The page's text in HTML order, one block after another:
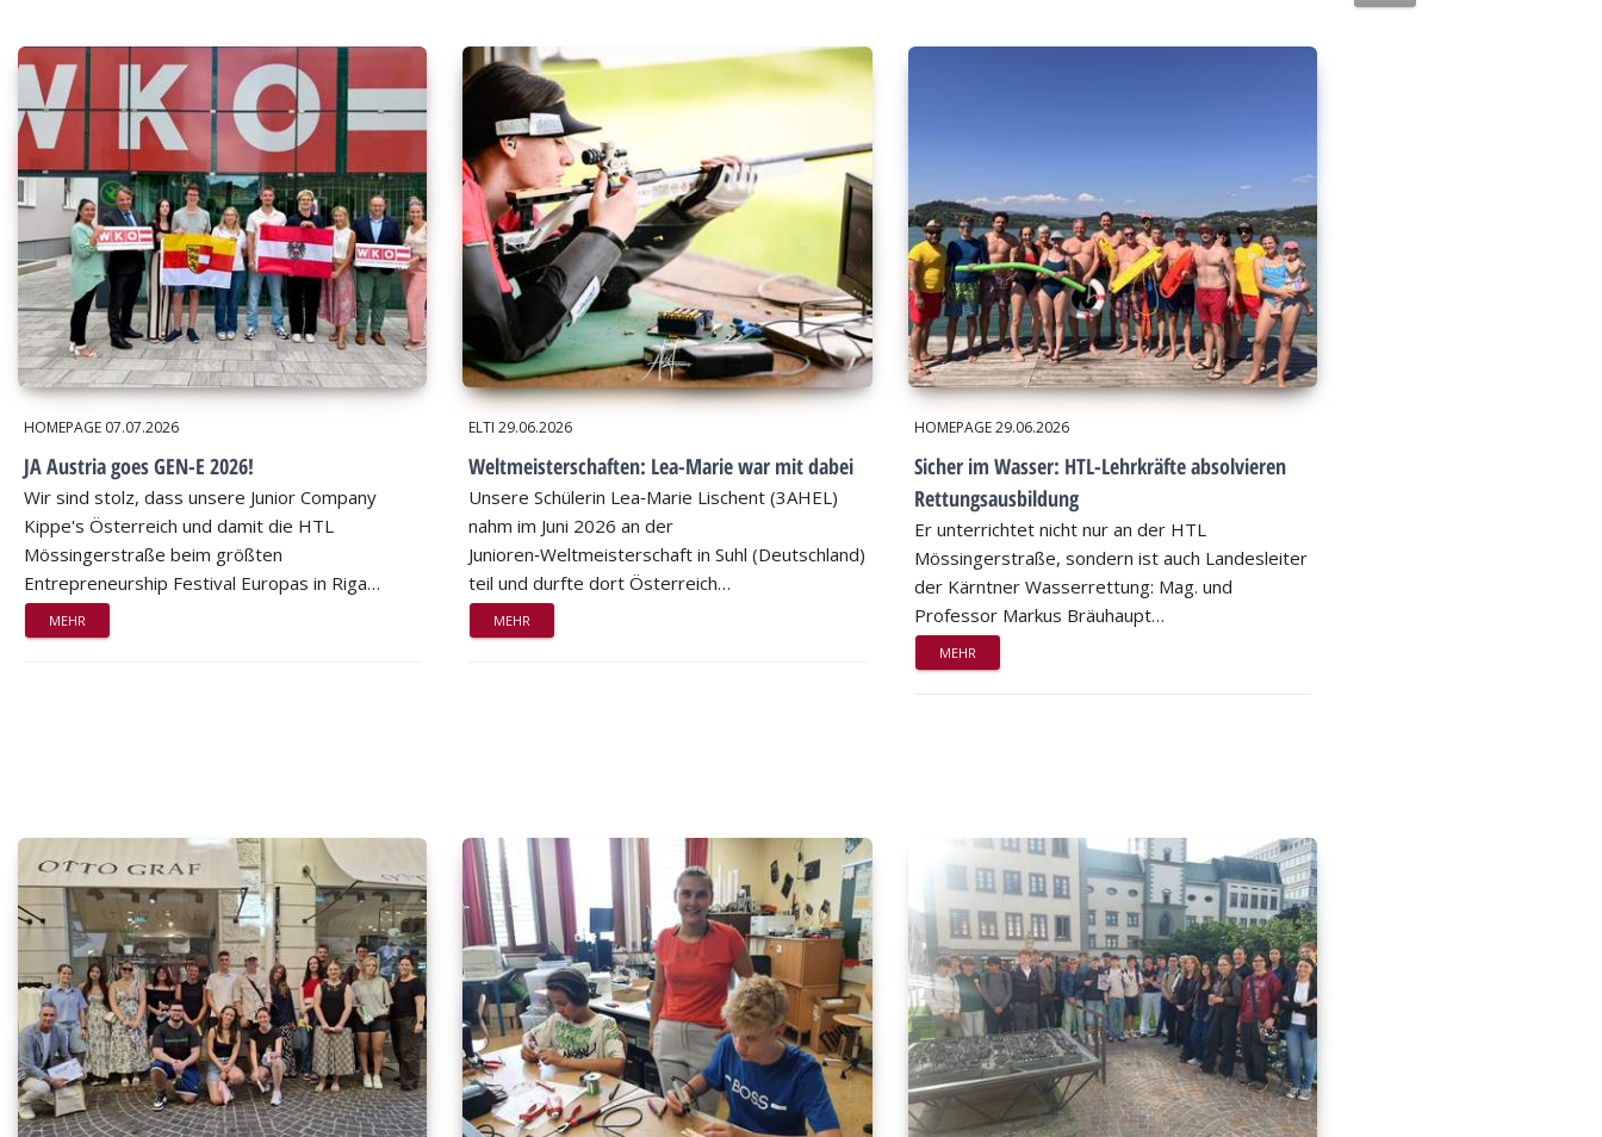
HOMEPAGE 07.07.2026
JA Austria goes GEN-E 2026!
Wir sind stolz, dass unsere Junior Company
Kippe's Österreich und damit die HTL
Mössingerstraße beim größten
Entrepreneurship Festival Europas in Riga…
MEHR
ELTI29.06.2026
Weltmeisterschaften: Lea-Marie war mit dabei
Unsere Schülerin Lea‑Marie Lischent (3AHEL)
nahm im Juni 2026 an der
Junioren‑Weltmeisterschaft in Suhl (Deutschland)
teil und durfte dort Österreich…
MEHR
HOMEPAGE29.06.2026
Sicher im Wasser: HTL-Lehrkräfte absolvieren
Rettungsausbildung
Er unterrichtet nicht nur an der HTL
Mössingerstraße, sondern ist auch Landesleiter
der Kärntner Wasserrettung: Mag. und
Professor Markus Bräuhaupt…
MEHR